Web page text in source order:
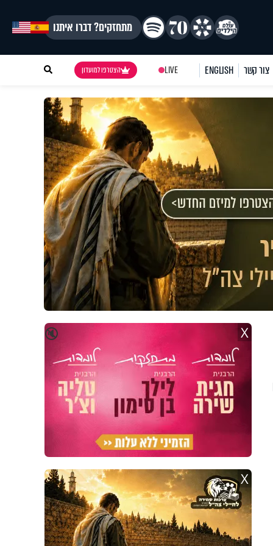
מתחזקים? דברו איתנו
צור קשר ENGLISH
LIVE הצטרפו למועדון
🔇 X
X